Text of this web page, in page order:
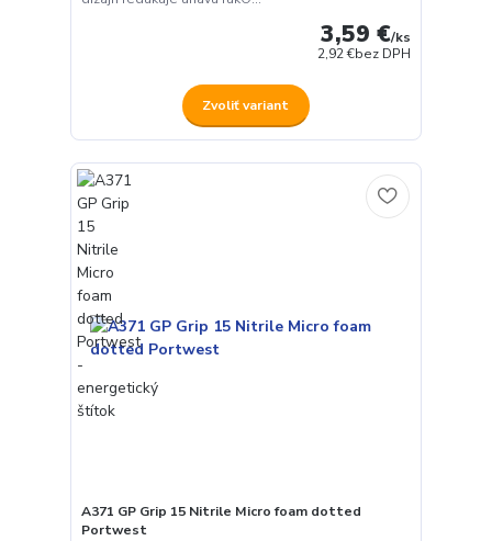
3,59 €/ks
2,92 €bez DPH
Zvoliť variant
A371 GP Grip 15 Nitrile Micro foam dotted
Portwest